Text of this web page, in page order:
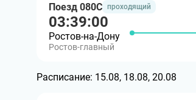
Поезд 080С проходящий
03:39:00
Ростов-на-Дону
Ростов-главный
Расписание: 15.08, 18.08, 20.08